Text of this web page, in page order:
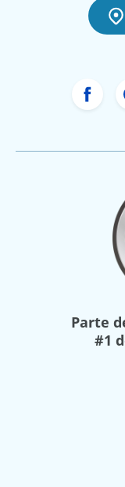
Parte
#1